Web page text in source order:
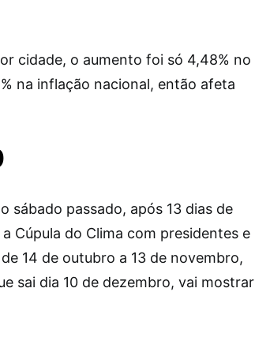
cidade, o aumento foi só 4,48% no
na inflação nacional, então afeta
sábado passado, após 13 dias de
Cúpula do Clima com presidentes e
14 de outubro a 13 de novembro,
sai dia 10 de dezembro, vai mostrar